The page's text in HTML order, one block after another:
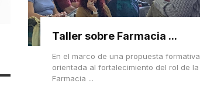
Taller sobre Farmacia ...
En el marco de una propuesta formativa
orientada al fortalecimiento del rol de la
Farmacia ...